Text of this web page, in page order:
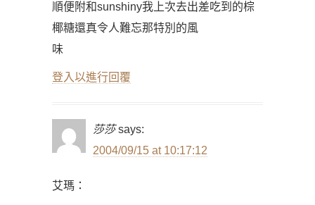
順便附和sunshiny我上次去出差吃到的棕
椰糖還真令人難忘那特別的風
味
登入以進行回覆
莎莎 says:
2004/09/15 at 10:17:12
艾瑪：